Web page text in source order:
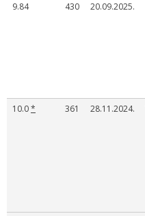
9.84 430 20.09.2025.
10.0* 361 28.11.2024.